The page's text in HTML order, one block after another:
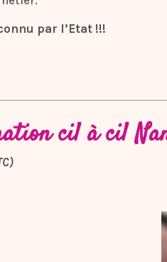
par l’Etat !!!
cil à cil